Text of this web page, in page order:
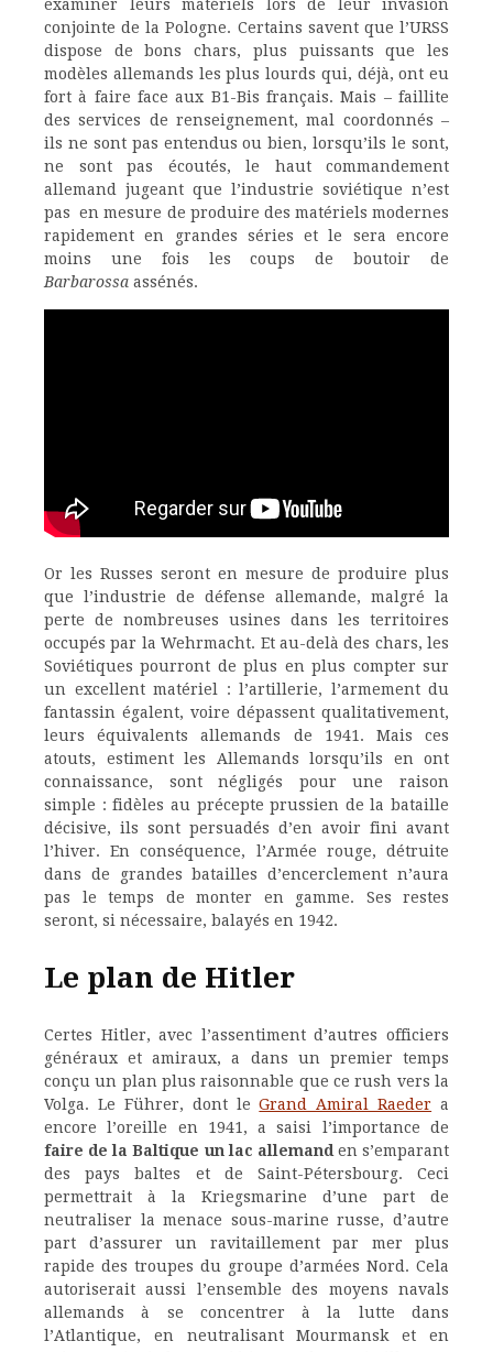
examiner leurs matériels lors de leur invasion
conjointe de la Pologne. Certains savent que l’URSS
dispose de bons chars, plus puissants que les
modèles allemands les plus lourds qui, déjà, ont eu
fort à faire face aux B1-Bis français. Mais – faillite
des services de renseignement, mal coordonnés –
ils ne sont pas entendus ou bien, lorsqu’ils le sont,
ne sont pas écoutés, le haut commandement
allemand jugeant que l’industrie soviétique n’est
pas en mesure de produire des matériels modernes
rapidement en grandes séries et le sera encore
moins une fois les coups de boutoir de
Barbarossa assénés.
Or les Russes seront en mesure de produire plus
que l’industrie de défense allemande, malgré la
perte de nombreuses usines dans les territoires
occupés par la Wehrmacht. Et au-delà des chars, les
Soviétiques pourront de plus en plus compter sur
un excellent matériel : l’artillerie, l’armement du
fantassin égalent, voire dépassent qualitativement,
leurs équivalents allemands de 1941. Mais ces
atouts, estiment les Allemands lorsqu’ils en ont
connaissance, sont négligés pour une raison
simple : fidèles au précepte prussien de la bataille
décisive, ils sont persuadés d’en avoir fini avant
l’hiver. En conséquence, l’Armée rouge, détruite
dans de grandes batailles d’encerclement n’aura
pas le temps de monter en gamme. Ses restes
seront, si nécessaire, balayés en 1942.
Le plan de Hitler
Certes Hitler, avec l’assentiment d’autres officiers
généraux et amiraux, a dans un premier temps
conçu un plan plus raisonnable que ce rush vers la
Volga. Le Führer, dont leGrand Amiral Raeder a
encore l’oreille en 1941, a saisi l’importance de
faire de la Baltique un lac allemanden s’emparant
des pays baltes et de Saint-Pétersbourg. Ceci
permettrait à la Kriegsmarine d’une part de
neutraliser la menace sous-marine russe, d’autre
part d’assurer un ravitaillement par mer plus
rapide des troupes du groupe d’armées Nord. Cela
autoriserait aussi l’ensemble des moyens navals
allemands à se concentrer à la lutte dans
l’Atlantique, en neutralisant Mourmansk et en